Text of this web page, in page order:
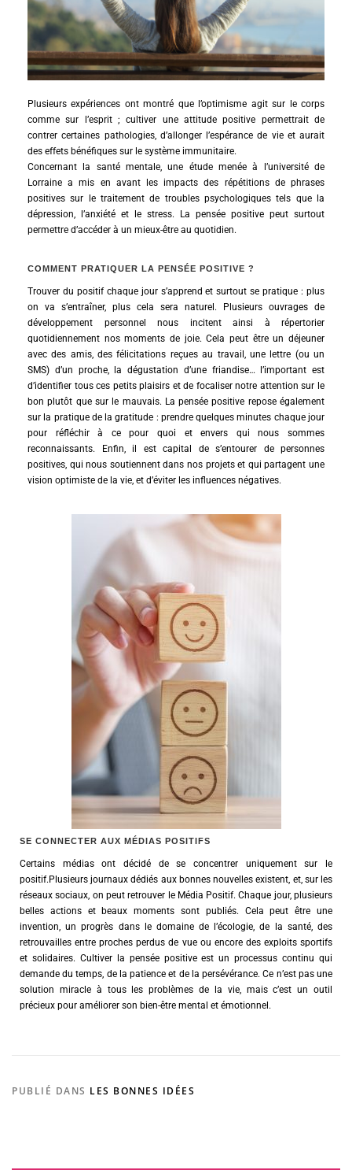
Plusieurs expériences ont montré que l’optimisme agit sur le corps
comme sur l’esprit ; cultiver une attitude positive permettrait de
contrer certaines pathologies, d’allonger l’espérance de vie et aurait
des effets bénéfiques sur le système immunitaire.
Concernant la santé mentale, une étude menée à l’université de
Lorraine a mis en avant les impacts des répétitions de phrases
positives sur le traitement de troubles psychologiques tels que la
dépression, l’anxiété et le stress. La pensée positive peut surtout
permettre d’accéder à un mieux-être au quotidien.
COMMENT PRATIQUER LA PENSÉE POSITIVE ?
Trouver du positif chaque jour s’apprend et surtout se pratique : plus
on va s’entraîner, plus cela sera naturel. Plusieurs ouvrages de
développement personnel nous incitent ainsi à répertorier
quotidiennement nos moments de joie. Cela peut être un déjeuner
avec des amis, des félicitations reçues au travail, une lettre (ou un
SMS) d’un proche, la dégustation d’une friandise… l’important est
d’identifier tous ces petits plaisirs et de focaliser notre attention sur le
bon plutôt que sur le mauvais. La pensée positive repose également
sur la pratique de la gratitude : prendre quelques minutes chaque jour
pour réfléchir à ce pour quoi et envers qui nous sommes
reconnaissants. Enfin, il est capital de s’entourer de personnes
positives, qui nous soutiennent dans nos projets et qui partagent une
vision optimiste de la vie, et d’éviter les influences négatives.
SE CONNECTER AUX MÉDIAS POSITIFS
Certains médias ont décidé de se concentrer uniquement sur le
positif.Plusieurs journaux dédiés aux bonnes nouvelles existent, et, sur les
réseaux sociaux, on peut retrouver le Média Positif. Chaque jour, plusieurs
belles actions et beaux moments sont publiés. Cela peut être une
invention, un progrès dans le domaine de l’écologie, de la santé, des
retrouvailles entre proches perdus de vue ou encore des exploits sportifs
et solidaires. Cultiver la pensée positive est un processus continu qui
demande du temps, de la patience et de la persévérance. Ce n’est pas une
solution miracle à tous les problèmes de la vie, mais c’est un outil
précieux pour améliorer son bien-être mental et émotionnel.
PUBLIÉ DANS LES BONNES IDÉES